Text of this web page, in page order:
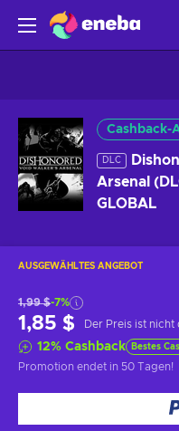
Cashback-
DLC
Arsenal
GLOBAL
AUSGEWÄHLTES ANGEBOT
1,99 $-7%
1,85 $ Der Preis ist
12% Cashback Bestes
Promotion endet in 50 Tagen!